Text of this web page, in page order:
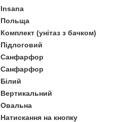
Insana
Польща
Комплект (унітаз з бачком)
Підлоговий
Санфарфор
Санфарфор
Білий
Вертикальний
Овальна
Натискання на кнопку